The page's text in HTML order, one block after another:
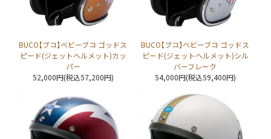
BUCO【ブコ】ベビーブコ ゴッドス
ピード(ジェットヘルメット)カッ
パー
52,000円(税込57,200円)
BUCO【ブコ】ベビーブコ ゴッドス
ピード(ジェットヘルメット)シル
バーフレーク
54,000円(税込59,400円)